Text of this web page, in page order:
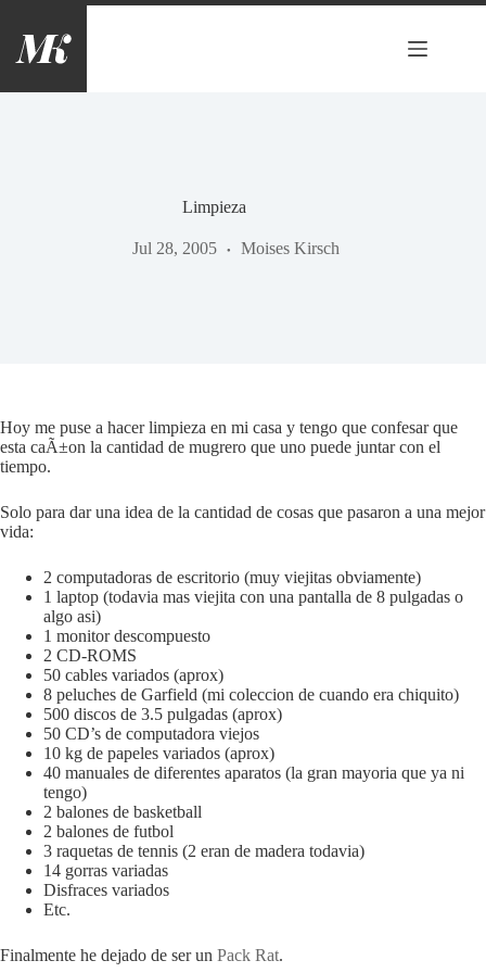
contenido
Limpieza
Jul 28, 2005 Moises Kirsch
Hoy me puse a hacer limpieza en mi casa y tengo que confesar que
esta caÃ±on la cantidad de mugrero que uno puede juntar con el
tiempo.
Solo para dar una idea de la cantidad de cosas que pasaron a una mejor
vida:
2 computadoras de escritorio (muy viejitas obviamente)
1 laptop (todavia mas viejita con una pantalla de 8 pulgadas o
algo asi)
1 monitor descompuesto
2 CD-ROMS
50 cables variados (aprox)
8 peluches de Garfield (mi coleccion de cuando era chiquito)
500 discos de 3.5 pulgadas (aprox)
50 CD’s de computadora viejos
10 kg de papeles variados (aprox)
40 manuales de diferentes aparatos (la gran mayoria que ya ni
tengo)
2 balones de basketball
2 balones de futbol
3 raquetas de tennis (2 eran de madera todavia)
14 gorras variadas
Disfraces variados
Etc.
Finalmente he dejado de ser un Pack Rat.